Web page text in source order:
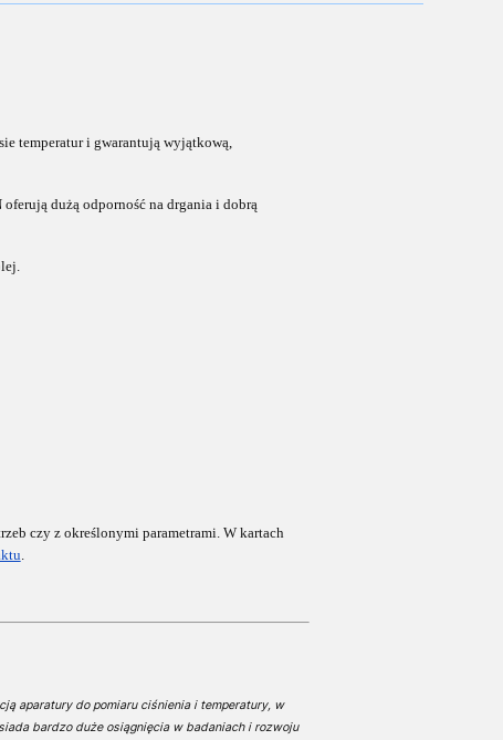
temperatur i gwarantują wyjątkową,
dużą odporność na drgania i dobrą
czy z określonymi parametrami. Wkartach
.
aparatury do pomiaru ciśnienia i temperatury, w
bardzo duże osiągnięcia w badaniach i rozwoju